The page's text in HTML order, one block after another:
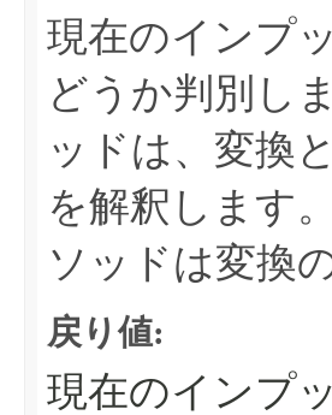
現在のインプ
どうか判別し
ッドは、変換
を解釈します
ソッドは変換
戻り値:
現在のインプ